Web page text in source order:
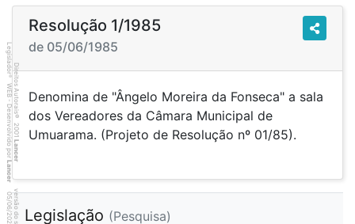
Resolução 1/1985
de 05/06/1985
Denomina de "Ângelo Moreira da Fonseca" a sala
dos Vereadores da Câmara Municipal de
Umuarama. (Projeto de Resolução nº 01/85).
Legislação (Pesquisa)
Direitos Autorais
©
2001
Lancer
Legislador
®
WEB - Desenvolvido por
Lancer
2
1
4
:3
9
0
5
/
0
6
/
2
0
2
6